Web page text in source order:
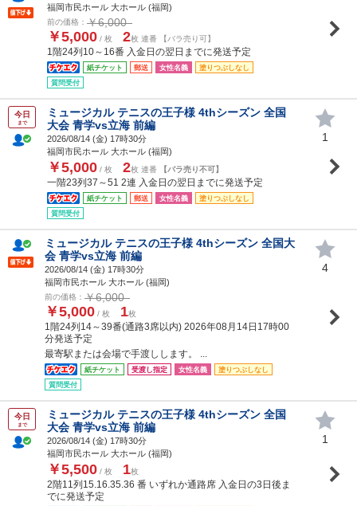
福岡市民ホール 大ホール (福岡)
前の価格： ￥6,000
￥5,000 / 枚 2枚 連番 【バラ売り可】
1階24列10～16番 入金日の翌日までに発送予定
紙チケット 郵送 女性名義
塗りつぶしなし
質問受付
今日
まで
ミュージカル テニスの王子様 4thシーズン 全国
大会 青学vs立海 前編
2026/08/14 (金) 17時30分
福岡市民ホール 大ホール (福岡)
￥5,000 / 枚 2枚 連番 【バラ売り不可】
一階23列37～51 2連 入金日の翌日までに発送予定
紙チケット 郵送 女性名義
塗りつぶしなし
質問受付
1
ミュージカル テニスの王子様 4thシーズン 全国大
会 青学vs立海 前編
2026/08/14 (金) 17時30分
福岡市民ホール 大ホール (福岡)
前の価格： ￥6,000
￥5,000 / 枚 1枚
1階24列14～39番(通路3席以内) 2026年08月14日17時00
分発送予定
最寄駅または会場で手渡しします。 ...
紙チケット 受渡し指定 女性名義
塗りつぶしなし
質問受付
4
今日
まで
ミュージカル テニスの王子様 4thシーズン 全国
大会 青学vs立海 前編
2026/08/14 (金) 17時30分
福岡市民ホール 大ホール (福岡)
￥5,500 / 枚 1枚
2階11列15.16.35.36 番 いずれか通路席 入金日の3日後ま
でに発送予定
1